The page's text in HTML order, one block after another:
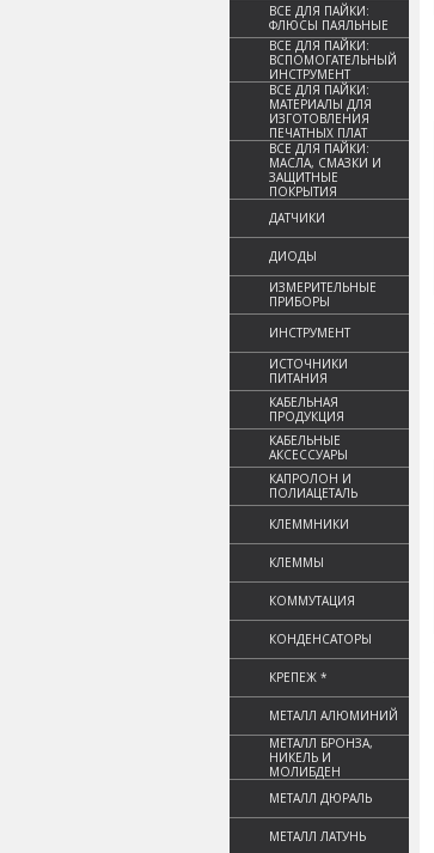
ВСЕ ДЛЯ ПАЙКИ:
ФЛЮСЫ ПАЯЛЬНЫЕ
ВСЕ ДЛЯ ПАЙКИ:
ВСПОМОГАТЕЛЬНЫЙ
ИНСТРУМЕНТ
ВСЕ ДЛЯ ПАЙКИ:
МАТЕРИАЛЫ ДЛЯ
ИЗГОТОВЛЕНИЯ
ПЕЧАТНЫХ ПЛАТ
ВСЕ ДЛЯ ПАЙКИ:
МАСЛА, СМАЗКИ И
ЗАЩИТНЫЕ
ПОКРЫТИЯ
ДАТЧИКИ
ДИОДЫ
ИЗМЕРИТЕЛЬНЫЕ
ПРИБОРЫ
ИНСТРУМЕНТ
ИСТОЧНИКИ
ПИТАНИЯ
КАБЕЛЬНАЯ
ПРОДУКЦИЯ
КАБЕЛЬНЫЕ
АКСЕССУАРЫ
КАПРОЛОН И
ПОЛИАЦЕТАЛЬ
КЛЕММНИКИ
КЛЕММЫ
КОММУТАЦИЯ
КОНДЕНСАТОРЫ
КРЕПЕЖ *
МЕТАЛЛ АЛЮМИНИЙ
МЕТАЛЛ БРОНЗА,
НИКЕЛЬ И
МОЛИБДЕН
МЕТАЛЛ ДЮРАЛЬ
МЕТАЛЛ ЛАТУНЬ